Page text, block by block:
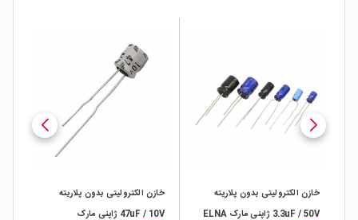
خازن الکترولیتی بدون پلاریته
3.3uF / 50V ژاپنی مارک ELNA
خازن الکترولیتی بدون پلاریته
47uF / 10V ژاپنی مارک